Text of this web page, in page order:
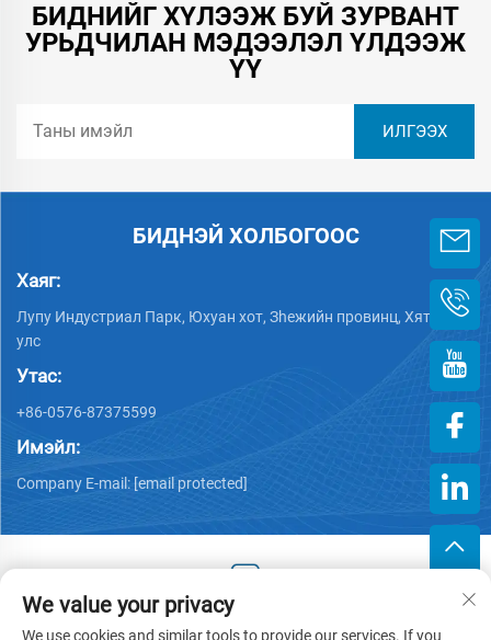
БИДНИЙГ ХҮЛЭЭЖ БУЙ ЗУРВАНТ
УРЬДЧИЛАН МЭДЭЭЛЭЛ ҮЛДЭЭЖ
ҮҮ
БИДНЭЙ ХОЛБОГООС
Хаяг:
Лупу Индустриал Парк, Юхуан хот, Зheжийн провинц, Хятад
улс
Утас:
+86-0576-87375599
Имэйл:
Company E-mail: [email protected]
Хууль тогтоогдсон эрх © 2025 Зэцзин Хэнгжийн Пластик
We value your privacy
We use cookies and similar tools to provide our services. If you